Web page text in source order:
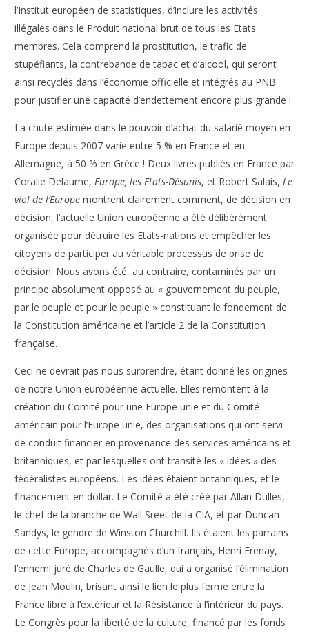
l’Institut européen de statistiques, d’inclure les activités
illégales dans le Produit national brut de tous les Etats
membres. Cela comprend la prostitution, le trafic de
stupéfiants, la contrebande de tabac et d’alcool, qui seront
ainsi recyclés dans l’économie officielle et intégrés au PNB
pour justifier une capacité d’endettement encore plus grande !
La chute estimée dans le pouvoir d’achat du salarié moyen en
Europe depuis 2007 varie entre 5 % en France et en
Allemagne, à 50 % en Grèce ! Deux livres publiés en France par
Coralie Delaume, Europe, les Etats-Désunis, et Robert Salais, Le
viol de l’Europemontrent clairement comment, de décision en
décision, l’actuelle Union européenne a été délibérément
organisée pour détruire les Etats-nations et empêcher les
citoyens de participer au véritable processus de prise de
décision. Nous avons été, au contraire, contaminés par un
principe absolument opposé au « gouvernement du peuple,
par le peuple et pour le peuple » constituant le fondement de
la Constitution américaine et l’article 2 de la Constitution
française.
Ceci ne devrait pas nous surprendre, étant donné les origines
de notre Union européenne actuelle. Elles remontent à la
création du Comité pour une Europe unie et du Comité
américain pour l’Europe unie, des organisations qui ont servi
de conduit financier en provenance des services américains et
britanniques, et par lesquelles ont transité les « idées » des
fédéralistes européens. Les idées étaient britanniques, et le
financement en dollar. Le Comité a été créé par Allan Dulles,
le chef de la branche de Wall Sreet de la CIA, et par Duncan
Sandys, le gendre de Winston Churchill. Ils étaient les parrains
de cette Europe, accompagnés d’un français, Henri Frenay,
l’ennemi juré de Charles de Gaulle, qui a organisé l’élimination
de Jean Moulin, brisant ainsi le lien le plus ferme entre la
France libre à l’extérieur et la Résistance à l’intérieur du pays.
Le Congrès pour la liberté de la culture, financé par les fonds